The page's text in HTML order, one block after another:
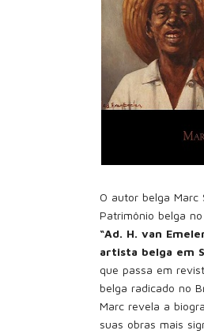
O autor belga Marc
Patrimônio belga
“Ad. H. van
artista belga em
que passa em
belga radicado no
Marc revela a
suas obras mais